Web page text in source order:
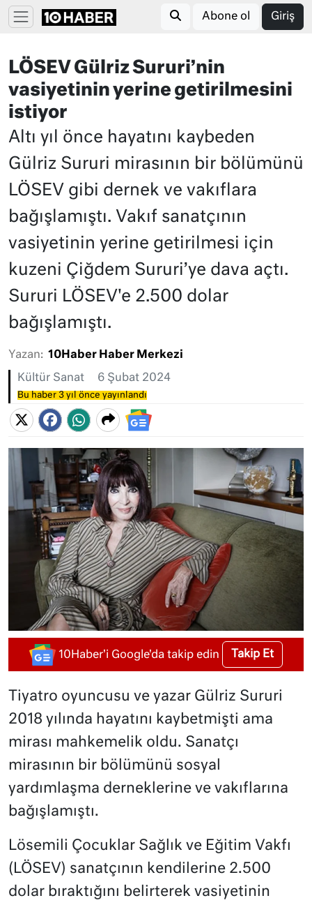
Abone ol Giriş
LÖSEV Gülriz Sururi’nin
vasiyetinin yerine getirilmesini
istiyor
Altı yıl önce hayatını kaybeden
Gülriz Sururi mirasının bir bölümünü
LÖSEV gibi dernek ve vakıflara
bağışlamıştı. Vakıf sanatçının
vasiyetinin yerine getirilmesi için
kuzeni Çiğdem Sururi’ye dava açtı.
Sururi LÖSEV'e 2.500 dolar
bağışlamıştı.
Yazan: 10Haber Haber Merkezi
Kültür Sanat 6 Şubat 2024
Bu haber 3 yıl önce yayınlandı
10Haber'i Google'da takip edin Takip Et
Tiyatro oyuncusu ve yazar Gülriz Sururi
2018 yılında hayatını kaybetmişti ama
mirası mahkemelik oldu. Sanatçı
mirasının bir bölümünü sosyal
yardımlaşma derneklerine ve vakıflarına
bağışlamıştı.
Lösemili Çocuklar Sağlık ve Eğitim Vakfı
(LÖSEV) sanatçının kendilerine 2.500
dolar bıraktığını belirterek vasiyetinin